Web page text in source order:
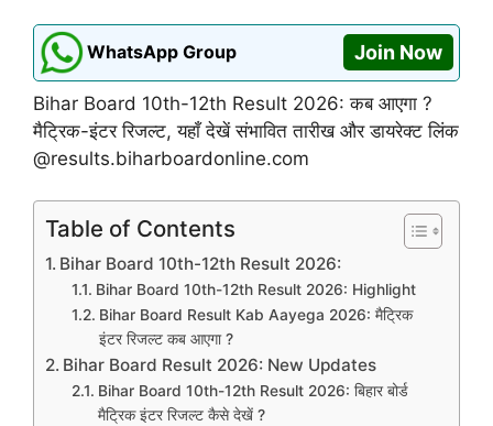
WhatsApp Group Join Now
Bihar Board 10th-12th Result 2026: कब आएगा ?
मैट्रिक-इंटर रिजल्ट, यहाँ देखें संभावित तारीख और डायरेक्ट लिंक
@results.biharboardonline.com
Table of Contents
Bihar Board 10th-12th Result 2026:
Bihar Board 10th-12th Result 2026: Highlight
Bihar Board Result Kab Aayega 2026: मैट्रिक
इंटर रिजल्ट कब आएगा ?
Bihar Board Result 2026: New Updates
Bihar Board 10th-12th Result 2026: बिहार बोर्ड
मैट्रिक इंटर रिजल्ट कैसे देखें ?